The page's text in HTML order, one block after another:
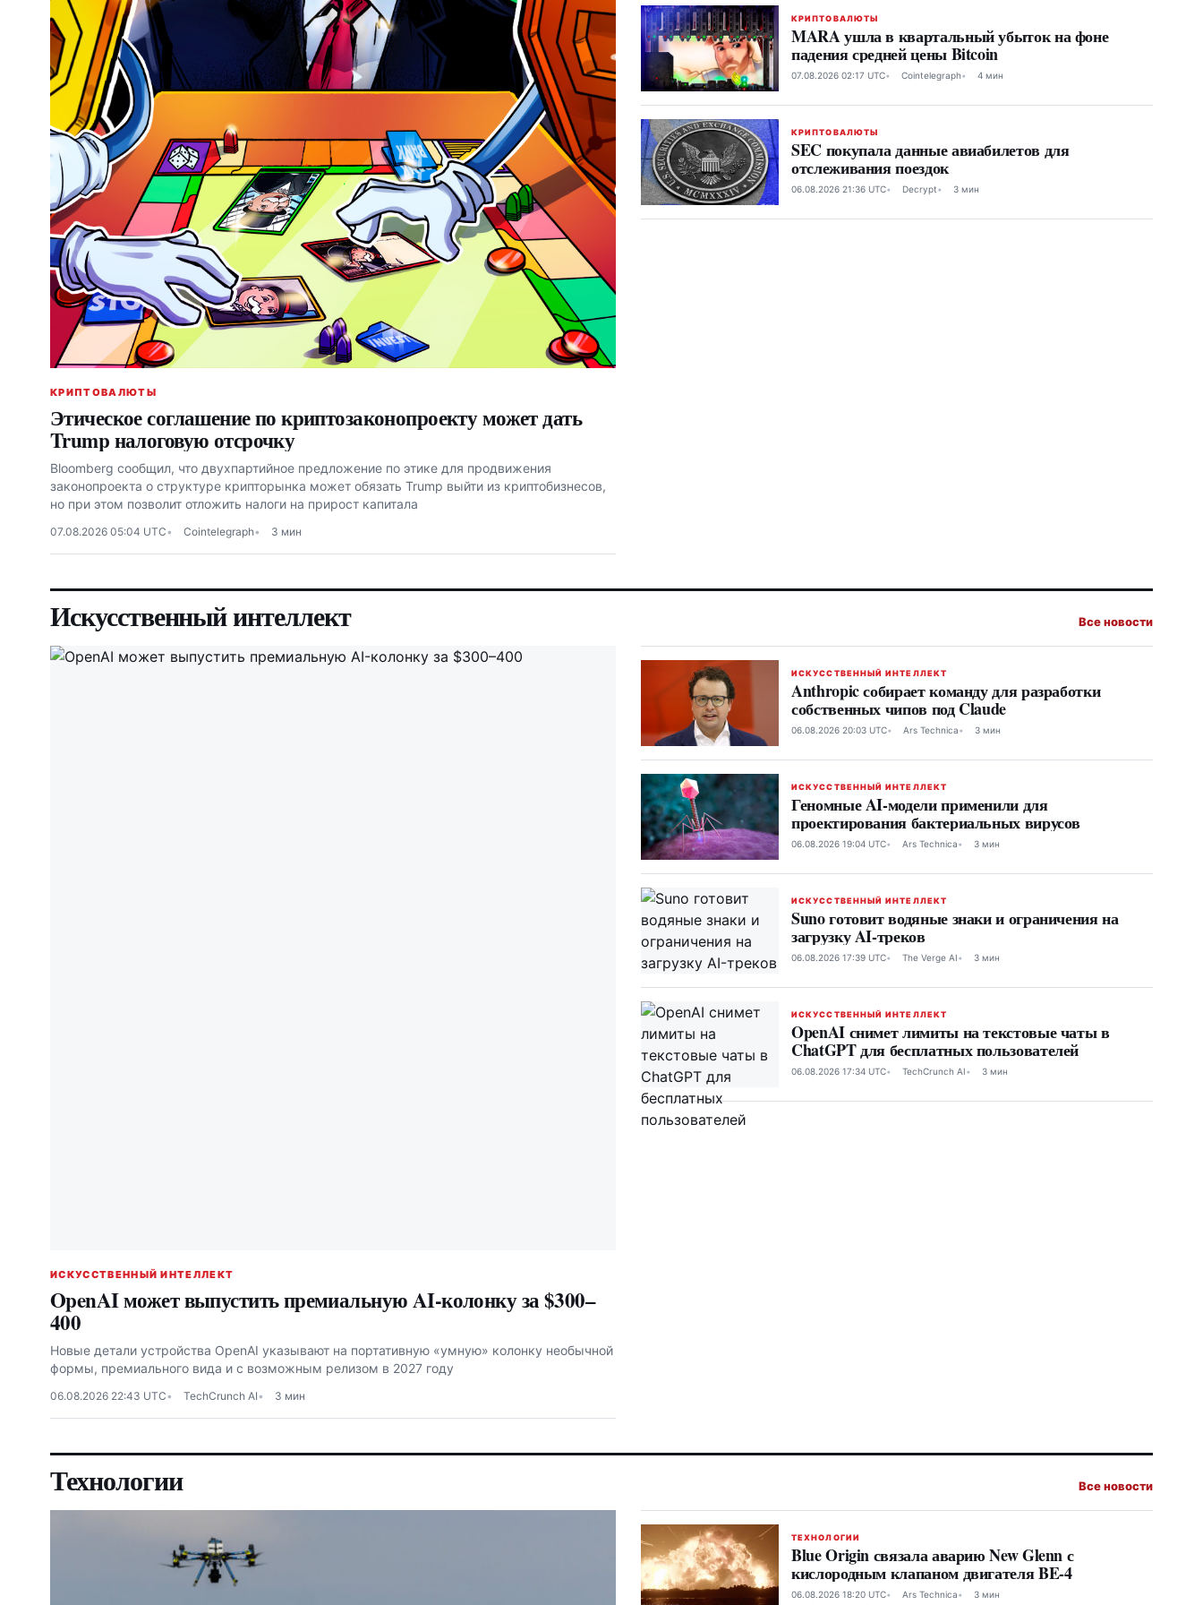
КРИПТОВАЛЮТЫ
Этическое соглашение по криптозаконопроекту может дать
Trump налоговую отсрочку
Bloomberg сообщил, что двухпартийное предложение по этике для продвижения
законопроекта о структуре крипторынка может обязать Trump выйти из криптобизнесов,
но при этом позволит отложить налоги на прирост капитала
07.08.2026 05:04 UTC Cointelegraph 3 мин
КРИПТОВАЛЮТЫ
MARA ушла в квартальный убыток на фоне
падения средней цены Bitcoin
07.08.2026 02:17 UTC Cointelegraph 4 мин
КРИПТОВАЛЮТЫ
SEC покупала данные авиабилетов для
отслеживания поездок
06.08.2026 21:36 UTC Decrypt 3 мин
Искусственный интеллект Все новости
ИСКУССТВЕННЫЙ ИНТЕЛЛЕКТ
OpenAI может выпустить премиальную AI-колонку за $300–
400
Новые детали устройства OpenAI указывают на портативную «умную» колонку необычной
формы, премиального вида и с возможным релизом в 2027 году
06.08.2026 22:43 UTC TechCrunch AI 3 мин
ИСКУССТВЕННЫЙ ИНТЕЛЛЕКТ
Anthropic собирает команду для разработки
собственных чипов под Claude
06.08.2026 20:03 UTC Ars Technica 3 мин
ИСКУССТВЕННЫЙ ИНТЕЛЛЕКТ
Геномные AI-модели применили для
проектирования бактериальных вирусов
06.08.2026 19:04 UTC Ars Technica 3 мин
ИСКУССТВЕННЫЙ ИНТЕЛЛЕКТ
Suno готовит водяные знаки и ограничения на
загрузку AI-треков
06.08.2026 17:39 UTC The Verge AI 3 мин
ИСКУССТВЕННЫЙ ИНТЕЛЛЕКТ
OpenAI снимет лимиты на текстовые чаты в
ChatGPT для бесплатных пользователей
06.08.2026 17:34 UTC TechCrunch AI 3 мин
Технологии Все новости
ТЕХНОЛОГИИ
Blue Origin связала аварию New Glenn с
кислородным клапаном двигателя BE-4
06.08.2026 18:20 UTC Ars Technica 3 мин